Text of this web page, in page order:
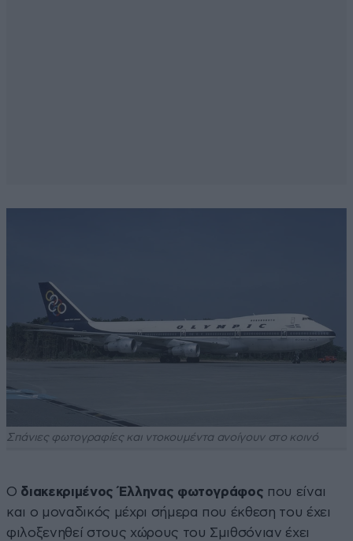
Σπάνιες φωτογραφίες και ντοκουμέντα ανοίγουν στο κοινό
Ο διακεκριμένος Έλληνας φωτογράφος που είναι
και ο μοναδικός μέχρι σήμερα που έκθεση του έχει
φιλοξενηθεί στους χώρους του Σμιθσόνιαν έχει